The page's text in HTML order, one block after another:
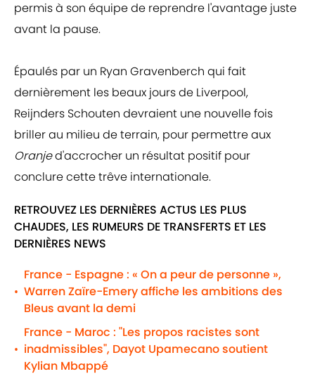
permis à son équipe de reprendre l'avantage juste
avant la pause.
Épaulés par un Ryan Gravenberch qui fait
dernièrement les beaux jours de Liverpool,
Reijnders Schouten devraient une nouvelle fois
briller au milieu de terrain, pour permettre aux
Oranjed'accrocher un résultat positif pour
conclure cette trêve internationale.
RETROUVEZ LES DERNIÈRES ACTUS LES PLUS
CHAUDES, LES RUMEURS DE TRANSFERTS ET LES
DERNIÈRES NEWS
•
France - Espagne : « On a peur de personne »,
Warren Zaïre-Emery affiche les ambitions des
Bleus avant la demi
•
France - Maroc : "Les propos racistes sont
inadmissibles", Dayot Upamecano soutient
Kylian Mbappé